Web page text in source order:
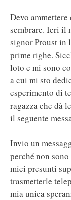
Devo
sembrare. Ieri il
signor Proust in
prime righe.
loto e mi sono
a cui mi sto
esperimento di
ragazza che dà
il seguente
Invio un
perché non
miei presunti
trasmetterle
mia unica